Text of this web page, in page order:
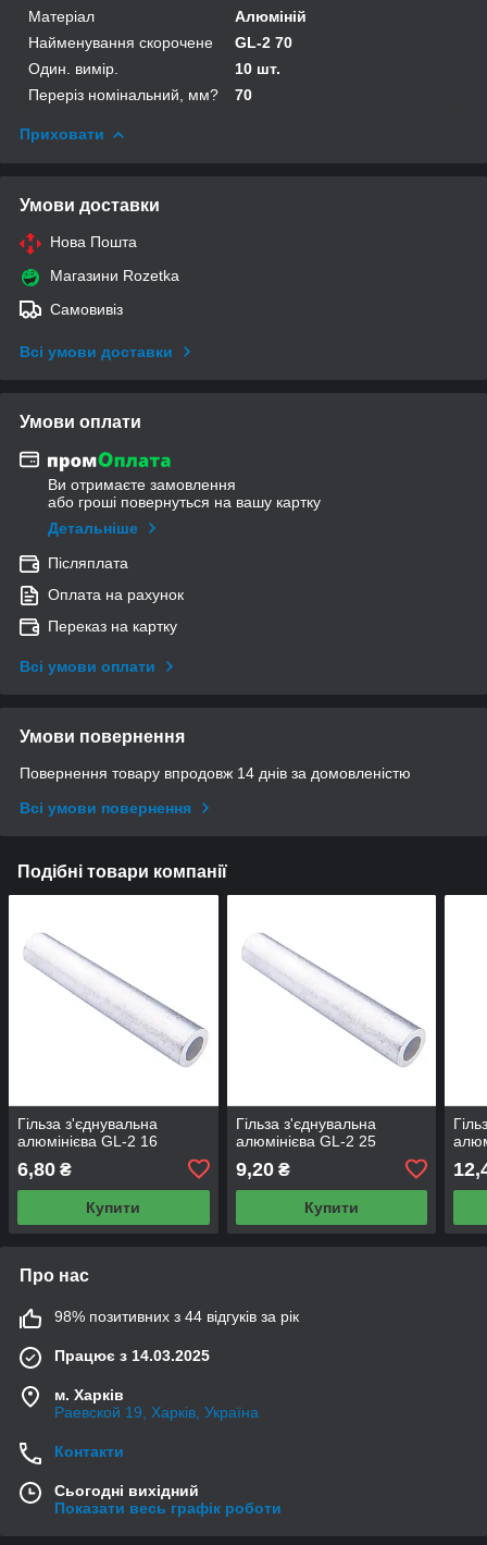
Матеріал
Алюміній
Найменування скорочене
GL-2 70
Один. вимір.
10 шт.
Переріз номінальний, мм?
70
Приховати
Умови доставки
Нова Пошта
Магазини Rozetka
Самовивіз
Всі умови доставки
Умови оплати
Ви отримаєте замовлення
або гроші повернуться на вашу картку
Детальніше
Післяплата
Оплата на рахунок
Переказ на картку
Всі умови оплати
Умови повернення
Повернення товару впродовж 14 днів за домовленістю
Всі умови повернення
Подібні товари компанії
Гільза з'єднувальна
алюмінієва GL-2 16
6,80 ₴
Купити
Гільза з'єднувальна
алюмінієва GL-2 25
9,20₴
Купити
Про нас
98% позитивних з 44 відгуків за рік
Працює з 14.03.2025
м. Харків
Раевской 19, Харків, Україна
Контакти
Сьогодні вихідний
Показати весь графік роботи